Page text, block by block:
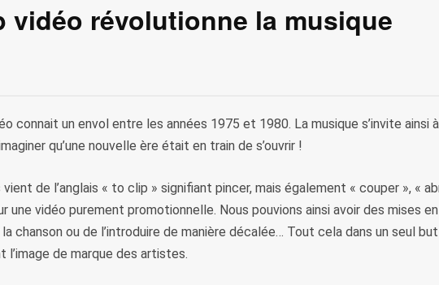
vidéo révolutionne la musique
connait un envol entre les années 1975 et 1980. La musique s’invite
qu’une nouvelle ère était en train de s’ouvrir !
de l’anglais « to clip » signifiant pincer, mais également « couper », «
une vidéo purement promotionnelle. Nous pouvions ainsi avoir des mises
chanson ou de l’introduire de manière décalée… Tout cela dans un seul
de marque des artistes.